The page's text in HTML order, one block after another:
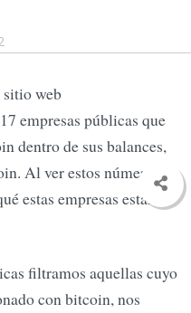
sitio web
empresas públicas que
dentro de sus balances,
Al ver estos números,
estas empresas están
filtramos aquellas cuyo
con bitcoin, nos